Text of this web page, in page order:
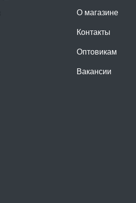
О магазине
Контакты
Оптовикам
Вакансии